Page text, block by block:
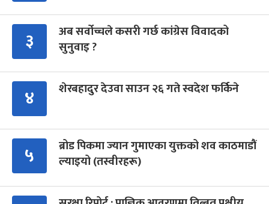
३
अब सर्वोच्चले कसरी गर्छ कांग्रेस विवादको
सुनुवाइ ?
४ शेरबहादुर देउवा साउन २६ गते स्वदेश फर्किने
५
ब्रोड पिकमा ज्यान गुमाएका युक्तको शव काठमाडौं
ल्याइयो (तस्वीरहरू)